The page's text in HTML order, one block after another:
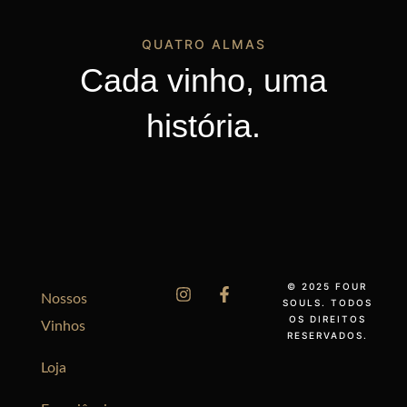
QUATRO ALMAS
Cada vinho, uma
história.
Nossos
Vinhos
Loja
© 2025 FOUR
SOULS. TODOS
OS DIREITOS
RESERVADOS.